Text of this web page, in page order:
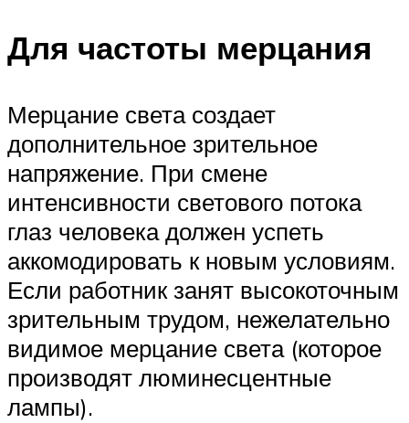
Для частоты мерцания
Мерцание света создает
дополнительное зрительное
напряжение. При смене
интенсивности светового потока
глаз человека должен успеть
аккомодировать к новым условиям.
Если работник занят высокоточным
зрительным трудом, нежелательно
видимое мерцание света (которое
производят люминесцентные
лампы).